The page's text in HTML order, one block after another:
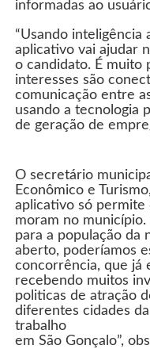
informadas ao
“Usando inteligência
aplicativo vai ajudar
o candidato. É muito
interesses são
comunicação entre
usando a tecnologia
de geração de
O secretário
Econômico e
aplicativo só permite
moram no
para a população da
aberto, poderíamos
concorrência, que já
recebendo muitos
politicas de atração
diferentes cidades
trabalho
em São Gonçalo”,